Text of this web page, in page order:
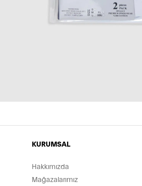
KURUMSAL
Hakkımızda
Mağazalarımız